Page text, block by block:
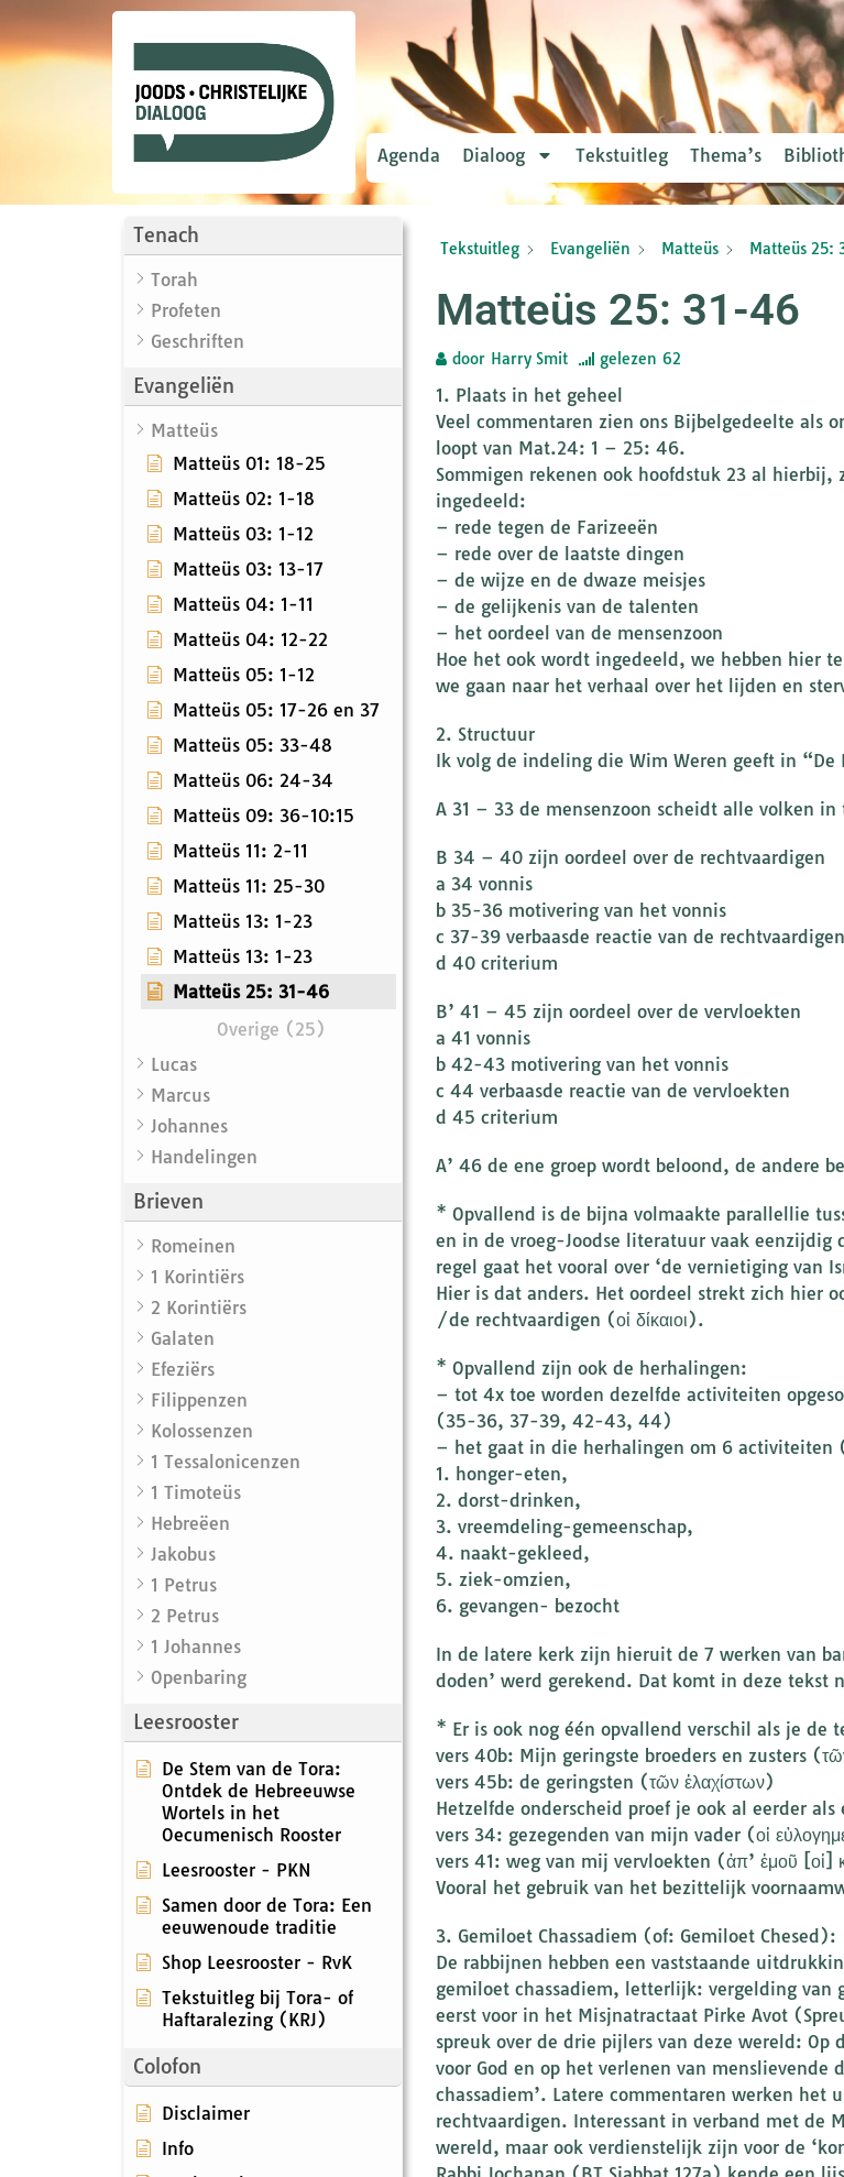
Agenda Dialoog Tekstuitleg Thema’s
Tenach
Torah
Profeten
Geschriften
Evangeliën
Matteüs
Matteüs 01: 18-25
Matteüs 02: 1-18
Matteüs 03: 1-12
Matteüs 03: 13-17
Matteüs 04: 1-11
Matteüs 04: 12-22
Matteüs 05: 1-12
Matteüs 05: 17-26 en 37
Matteüs 05: 33-48
Matteüs 06: 24-34
Matteüs 09: 36-10:15
Matteüs 11: 2-11
Matteüs 11: 25-30
Matteüs 13: 1-23
Matteüs 13: 1-23
Matteüs 25: 31-46
Overige (25)
Lucas
Marcus
Johannes
Handelingen
Brieven
Romeinen
1 Korintiërs
2 Korintiërs
Galaten
Efeziërs
Filippenzen
Kolossenzen
1 Tessalonicenzen
1 Timoteüs
Hebreëen
Jakobus
1 Petrus
2 Petrus
1 Johannes
Openbaring
Leesrooster
De Stem van de Tora:
Ontdek de Hebreeuwse
Wortels in het
Oecumenisch Rooster
Leesrooster - PKN
Samen door de Tora: Een
eeuwenoude traditie
Shop Leesrooster - RvK
Tekstuitleg bij Tora- of
Haftaralezing (KRJ)
Colofon
Disclaimer
Info
Tekstuitleg Evangeliën Matteüs Matteüs 25:
Matteüs 25: 31-46
door Harry Smit gelezen 62
1. Plaats in het geheel
Veel commentaren zien ons Bijbelgedeelte als
loopt van Mat.24: 1 – 25: 46.
Sommigen rekenen ook hoofdstuk 23 al
ingedeeld:
– rede tegen de Farizeeën
– rede over de laatste dingen
– de wijze en de dwaze meisjes
– de gelijkenis van de talenten
– het oordeel van de mensenzoon
Hoe het ook wordt ingedeeld, we hebben hier
we gaan naar het verhaal over het lijden en
2. Structuur
Ik volg de indeling die Wim Weren geeft in
A 31 – 33 de mensenzoon scheidt alle volken in
B 34 – 40 zijn oordeel over de rechtvaardigen
a 34 vonnis
b 35-36 motivering van het vonnis
c 37-39 verbaasde reactie van de rechtvaardigen
d 40 criterium
B’ 41 – 45 zijn oordeel over de vervloekten
a 41 vonnis
b 42-43 motivering van het vonnis
c 44 verbaasde reactie van de vervloekten
d 45 criterium
A’ 46 de ene groep wordt beloond, de andere
* Opvallend is de bijna volmaakte parallellie
en in de vroeg-Joodse literatuur vaak eenzijdig
regel gaat het vooral over ‘de vernietiging van
Hier is dat anders. Het oordeel strekt zich hier
/de rechtvaardigen (οἱ δίκαιοι).
* Opvallend zijn ook de herhalingen:
– tot 4x toe worden dezelfde activiteiten
(35-36, 37-39, 42-43, 44)
– het gaat in die herhalingen om 6 activiteiten
1. honger-eten,
2. dorst-drinken,
3. vreemdeling-gemeenschap,
4. naakt-gekleed,
5. ziek-omzien,
6. gevangen- bezocht
In de latere kerk zijn hieruit de 7 werken van
doden’ werd gerekend. Dat komt in deze tekst
* Er is ook nog één opvallend verschil als je de
vers 40b: Mijn geringste broeders en zusters
vers 45b: de geringsten (τῶν ἐλαχίστων)
Hetzelfde onderscheid proef je ook al eerder als
vers 34: gezegenden van mijn vader (οἱ
vers 41: weg van mij vervloekten (ἀπ’ ἐμοῦ [οἱ]
Vooral het gebruik van het bezittelijk
3. Gemiloet Chassadiem (of: Gemiloet Chesed):
De rabbijnen hebben een vaststaande
gemiloet chassadiem, letterlijk: vergelding
eerst voor in het Misjnatractaat Pirke Avot
spreuk over de drie pijlers van deze wereld:
voor God en op het verlenen van
chassadiem’. Latere commentaren werken
rechtvaardigen. Interessant in verband met de
wereld, maar ook verdienstelijk zijn voor de